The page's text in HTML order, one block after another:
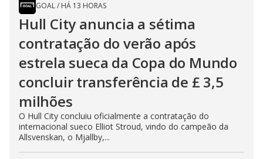
GOAL/ HÁ 13 HORAS
Hull City anuncia a sétima
contratação do verão após
estrela sueca da Copa do Mundo
concluir transferência de £ 3,5
milhões
O Hull City concluiu oficialmente a contratação do
internacional sueco Elliot Stroud, vindo do campeão da
Allsvenskan, o Mjallby,...